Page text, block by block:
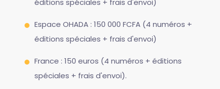
éditions spéciales + frais d'envoi)
Espace OHADA : 150 000 FCFA (4 numéros +
éditions spéciales + frais d'envoi)
France : 150 euros (4 numéros + éditions
spéciales + frais d'envoi).